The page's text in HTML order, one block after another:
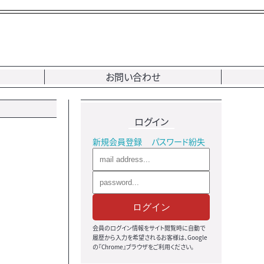
お問い合わせ
ログイン
新規会員登録 パスワード紛失
ログイン
会員のログイン情報をサイト閲覧時に自動で
履歴から入力を希望されるお客様は、Google
の『Chrome』ブラウザをご利用ください。